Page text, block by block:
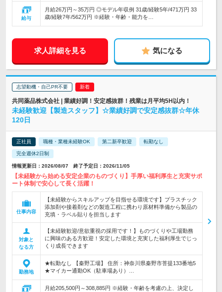
給与
月給26万円～35万円 ◎モデル年収例 31歳/経験5年/471万円 33
歳/経験7年/562万円 ※経験・年齢・能力を…
求人詳細を見る 気になる
志望動機・自己PR不要
共同薬品株式会社 | 業績好調！安定感抜群！残業は月平均5H以内！
未経験歓迎【製造スタッフ】☆業績好調で安定感抜群☆年休
120日
正社員 職種・業種未経験OK 第二新卒歓迎 転勤なし
完全週休2日制
情報更新日：2026/08/07 終了予定日：2026/11/05
【未経験から始める安定企業のものづくり】手厚い福利厚生と充実サポ
ート体制で安心して長く活躍！
仕事内容
【未経験からスキルアップを目指せる環境です】プラスチック
添加剤や接着剤などの製造工程に携わり原材料準備から製品の
充填・ラベル貼りを担当します
対象と
なる方
【未経験歓迎/意欲重視の採用です！】ものづくりや工場勤務
に興味のある方歓迎！安定した環境と充実した福利厚生でじっ
くり成長できます
勤務地
★転勤なし 【秦野工場】 住所：神奈川県秦野市菩提133番地5
★マイカー通勤OK（駐車場あり）…
月給205,500円～308,885円 ※経験・年齢を考慮の上、決定し